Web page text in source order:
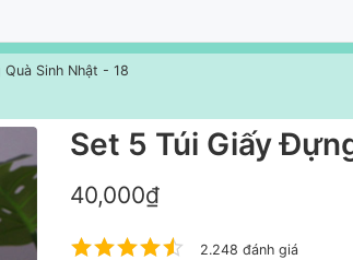
Sinh Nhật - 18
Set 5 Túi Giấy
40,000₫
2.248 đánh giá